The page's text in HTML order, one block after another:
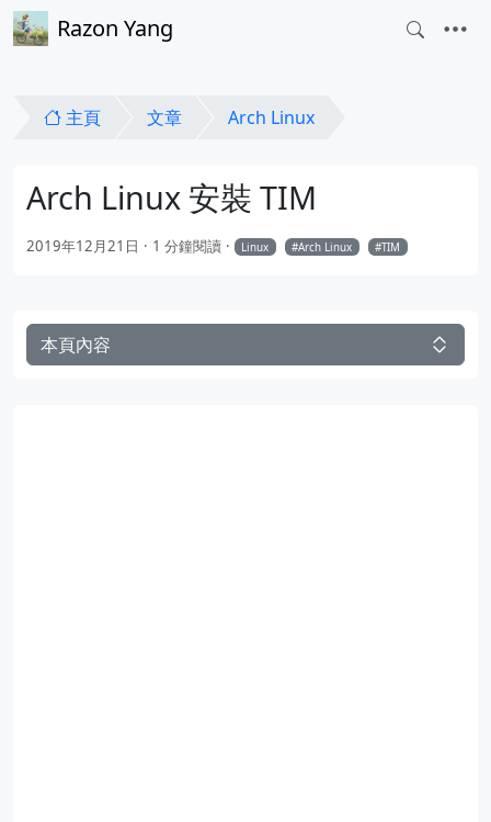
Razon Yang
主頁 文章 Arch Linux
Arch Linux 安裝 TIM
2019年12月21日 1 分鐘閱讀 Linux Arch Linux TIM
本頁內容